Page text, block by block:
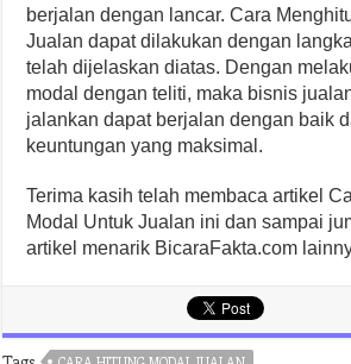
berjalan dengan lancar. Cara
Jualan dapat dilakukan dengan
telah dijelaskan diatas. Dengan
modal dengan teliti, maka bisnis
jalankan dapat berjalan dengan baik
keuntungan yang maksimal.
Terima kasih telah membaca artikel
Modal Untuk Jualan ini dan sampai
artikel menarik BicaraFakta.com